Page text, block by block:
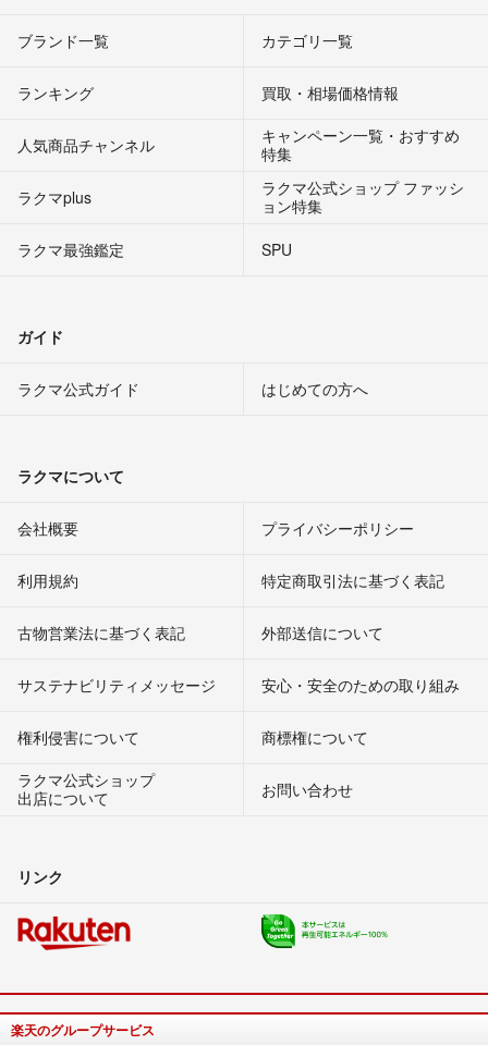
ブランド一覧 カテゴリ一覧
ランキング 買取・相場価格情報
人気商品チャンネル
キャンペーン一覧・おすすめ
特集
ラクマplus
ラクマ公式ショップ ファッシ
ョン特集
ラクマ最強鑑定
SPU
ガイド
ラクマ公式ガイド はじめての方へ
ラクマについて
会社概要 プライバシーポリシー
利用規約 特定商取引法に基づく表記
古物営業法に基づく表記 外部送信について
サステナビリティメッセージ 安心・安全のための取り組み
権利侵害について
商標権について
ラクマ公式ショップ
出店について
お問い合わせ
リンク
楽天のグループサービス